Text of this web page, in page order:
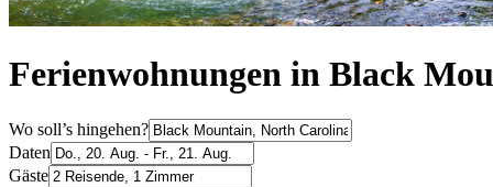
Ferienwohnungen in Black
Wo soll’s hingehen?
Daten
Gäste